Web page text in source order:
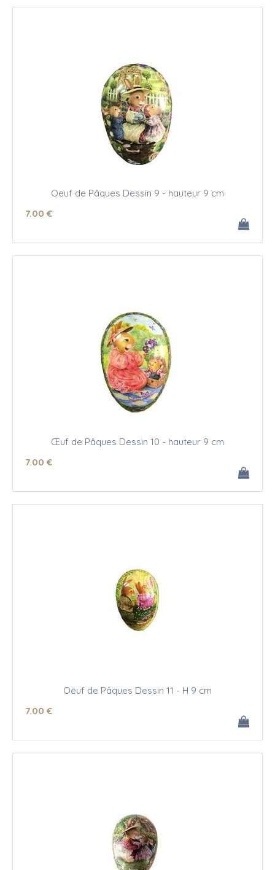
Oeuf de Pâques Dessin 9 - hauteur 9 cm
7.00 €
Œuf de Pâques Dessin 10 - hauteur 9 cm
7.00 €
Oeuf de Pâques Dessin 11 - H 9 cm
7.00 €